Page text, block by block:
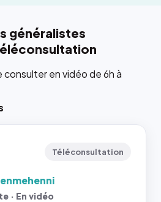
généralistes
en vidéo de 6h à
Téléconsultation
· En vidéo